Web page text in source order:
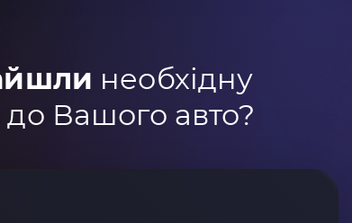
необхідну
до Вашого авто?